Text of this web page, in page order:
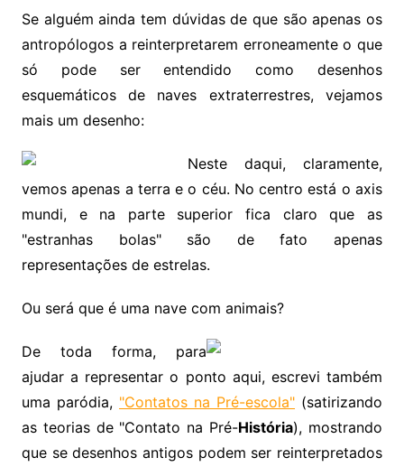
Se alguém ainda tem dúvidas de que são apenas os
antropólogos a reinterpretarem erroneamente o que
só pode ser entendido como desenhos
esquemáticos de naves extraterrestres, vejamos
mais um desenho:
Neste daqui, claramente,
vemos apenas a terra e o céu. No centro está o axis
mundi, e na parte superior fica claro que as
"estranhas bolas" são de fato apenas
representações de estrelas.
Ou será que é uma nave com animais?
De toda forma, para
ajudar a representar o ponto aqui, escrevi também
uma paródia, "Contatos na Pré-escola" (satirizando
as teorias de "Contato na Pré-História), mostrando
que se desenhos antigos podem ser reinterpretados